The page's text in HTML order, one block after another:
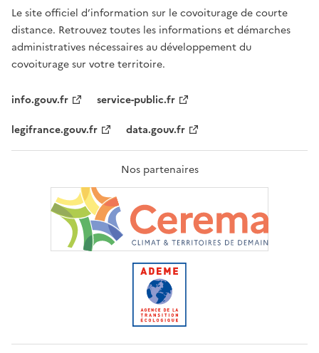
Le site officiel d’information sur le covoiturage de courte
distance. Retrouvez toutes les informations et démarches
administratives nécessaires au développement du
covoiturage sur votre territoire.
info.gouv.fr
service-public.fr
legifrance.gouv.fr
data.gouv.fr
Nos partenaires